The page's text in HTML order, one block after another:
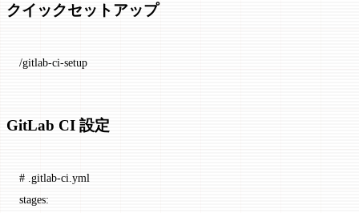
クイックセットアップ
/gitlab-ci-setup
GitLab CI 設定
# .gitlab-ci.yml
stages: